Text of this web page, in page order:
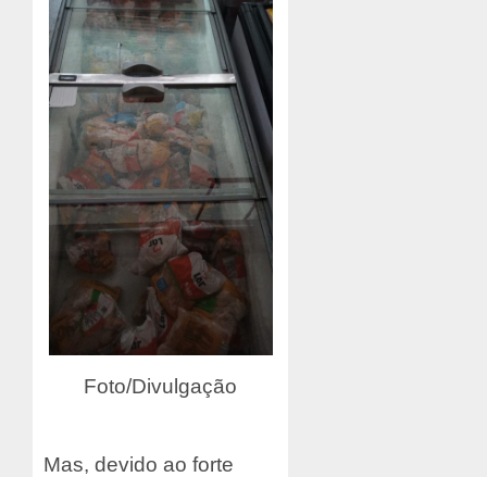
Foto/Divulgação
Mas, devido ao forte